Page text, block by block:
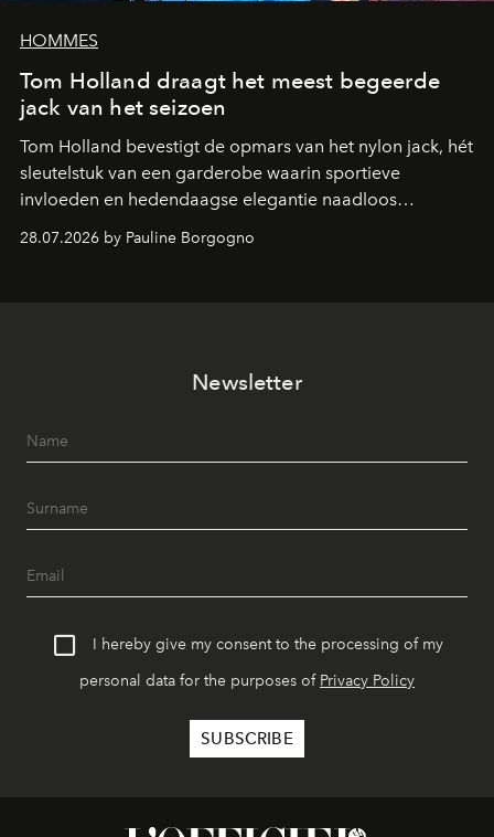
HOMMES
Tom Holland draagt het meest begeerde
jack van het seizoen
Tom Holland bevestigt de opmars van het nylon jack, hét
sleutelstuk van een garderobe waarin sportieve
invloeden en hedendaagse elegantie naadloos
samenkomen.
28.07.2026 by Pauline Borgogno
Newsletter
I hereby give my consent to the processing of my
personal data for the purposes of Privacy Policy